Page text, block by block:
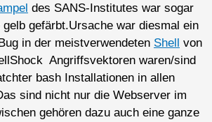
des SANS-Institutes war sogar
gelb gefärbt.Ursache war diesmal ein
in der meistverwendeten Shell von
Angriffsvektoren waren/sind
bash Installationen in allen
sind nicht nur die Webserver im
gehören dazu auch eine ganze